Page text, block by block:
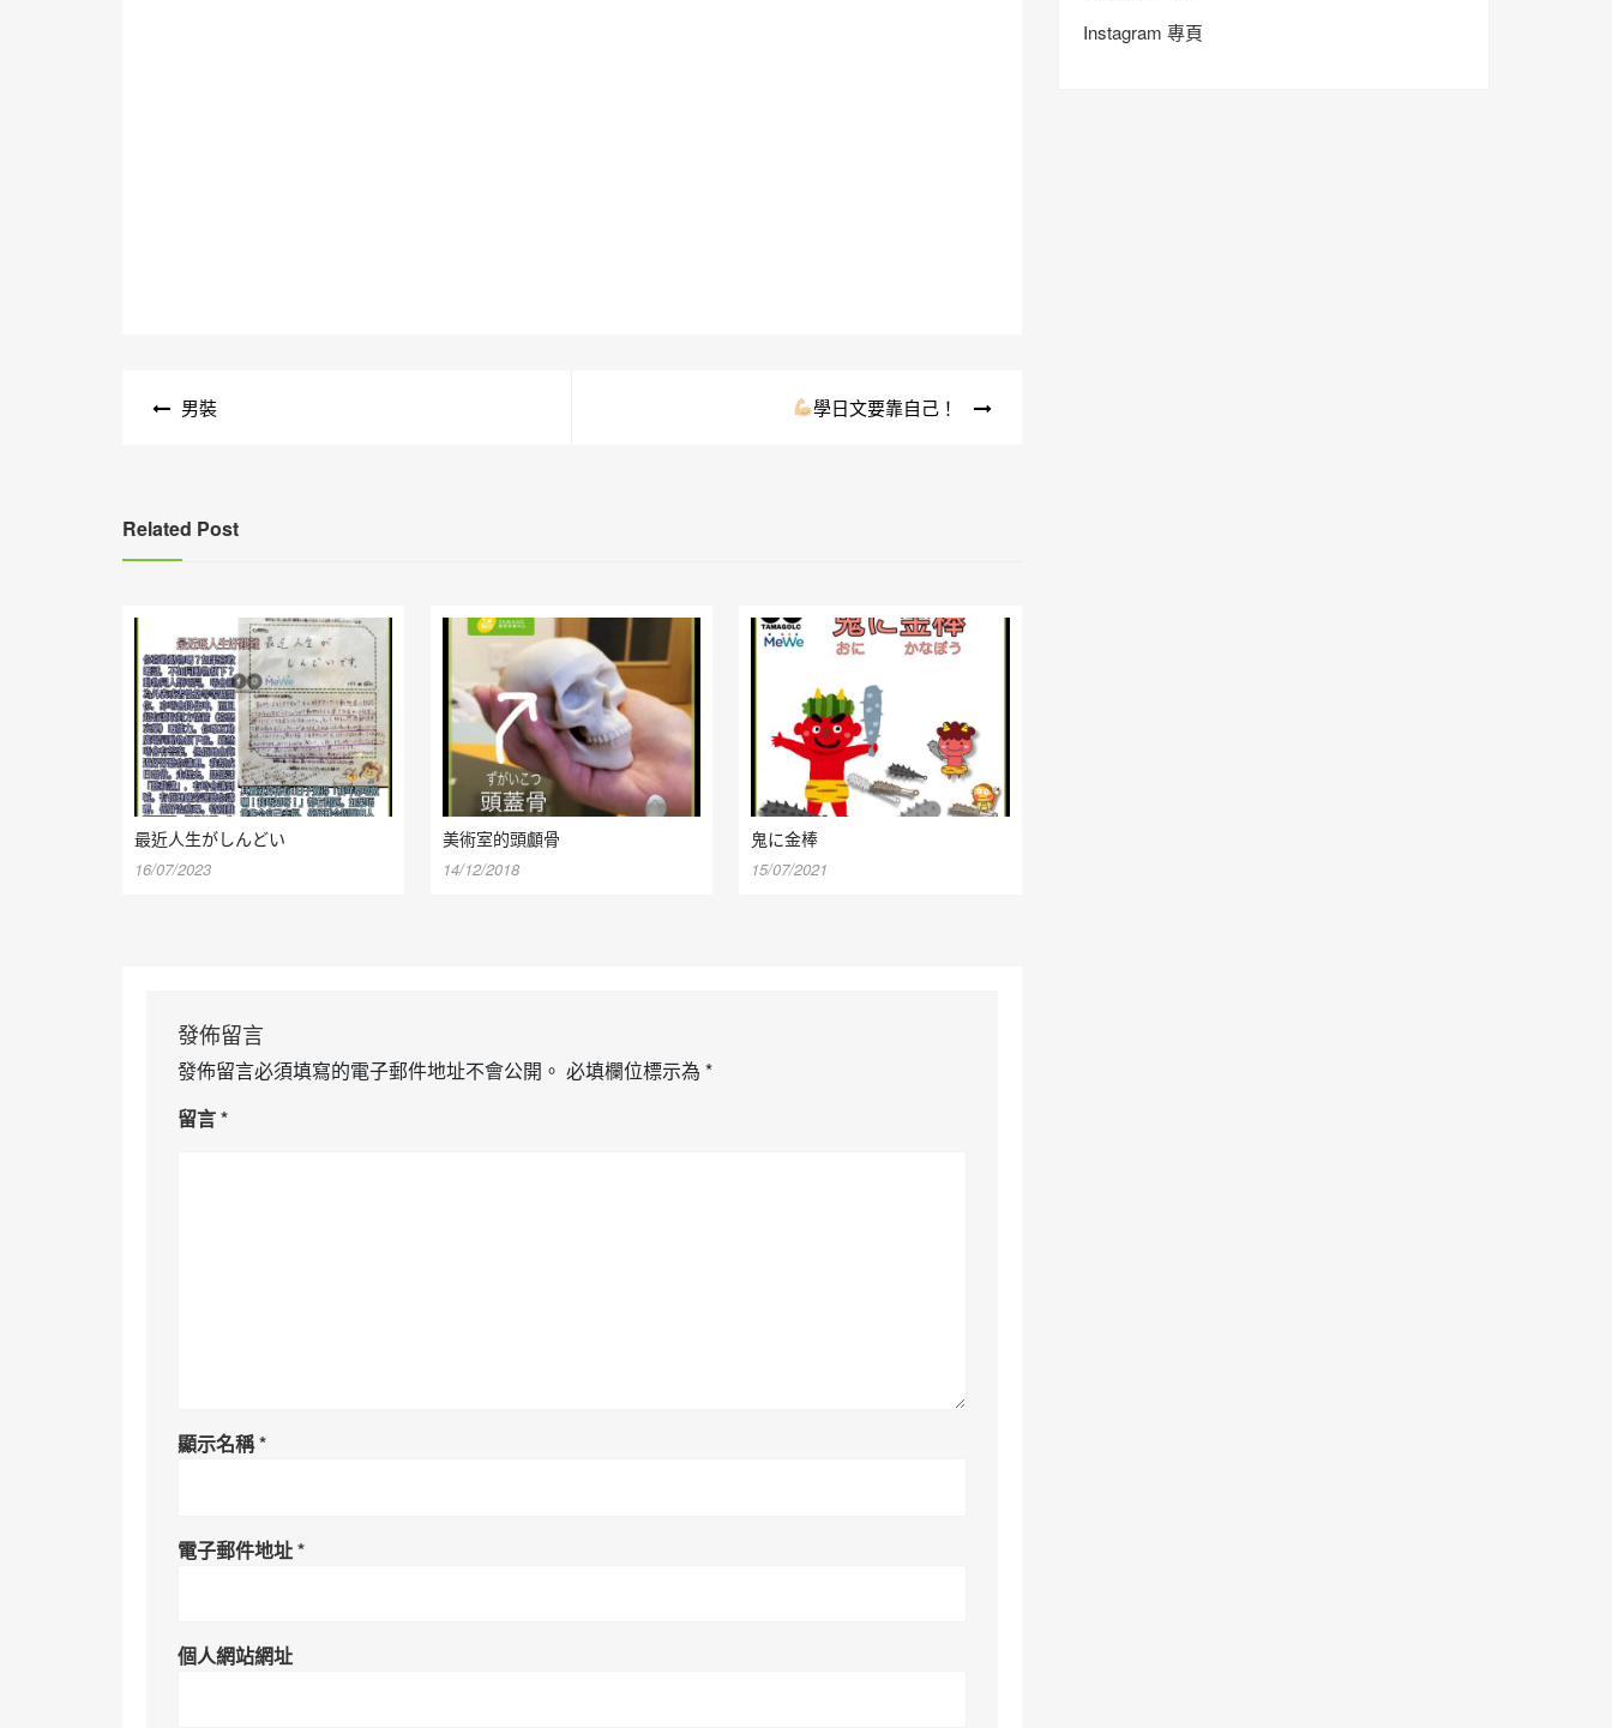
男裝 學日文要靠自己！
Related Post
最近人生がしんどい
16/07/2023
美術室的頭顱骨
14/12/2018
鬼に金棒
15/07/2021
發佈留言
發佈留言必須填寫的電子郵件地址不會公開。 必填欄位標示為 *
留言*
顯示名稱*
電子郵件地址*
個人網站網址
Instagram 專頁